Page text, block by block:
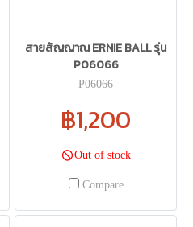
สายสัญญาณ ERNIE BALL รุ่น
P06066
P06066
฿1,200
Out of stock
Compare